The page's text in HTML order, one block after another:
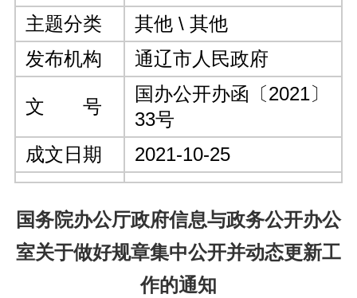
主题分类
其他 \ 其他
发布机构
通辽市人民政府
文 号
国办公开办函〔2021〕
33号
成文日期
2021-10-25
国务院办公厅政府信息与政务公开办公
室关于做好规章集中公开并动态更新工
作的通知